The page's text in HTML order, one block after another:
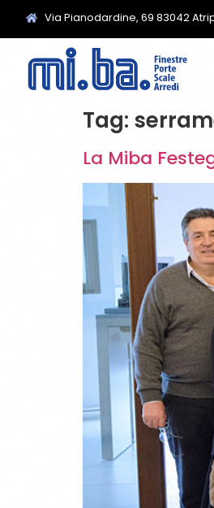
Via Pianodardine, 69 83042
Tag:
La Miba